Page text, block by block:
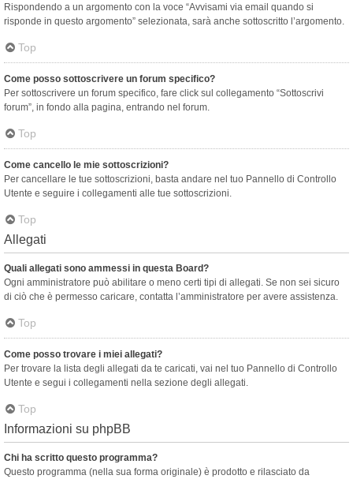
Rispondendo a un argomento con la voce “Avvisami via email quando si
risponde in questo argomento” selezionata, sarà anche sottoscritto l’argomento.
Top
Come posso sottoscrivere un forum specifico?
Per sottoscrivere un forum specifico, fare click sul collegamento “Sottoscrivi
forum”, in fondo alla pagina, entrando nel forum.
Top
Come cancello le mie sottoscrizioni?
Per cancellare le tue sottoscrizioni, basta andare nel tuo Pannello di Controllo
Utente e seguire i collegamenti alle tue sottoscrizioni.
Top
Allegati
Quali allegati sono ammessi in questa Board?
Ogni amministratore può abilitare o meno certi tipi di allegati. Se non sei sicuro
di ciò che è permesso caricare, contatta l’amministratore per avere assistenza.
Top
Come posso trovare i miei allegati?
Per trovare la lista degli allegati da te caricati, vai nel tuo Pannello di Controllo
Utente e segui i collegamenti nella sezione degli allegati.
Top
Informazioni su phpBB
Chi ha scritto questo programma?
Questo programma (nella sua forma originale) è prodotto e rilasciato da